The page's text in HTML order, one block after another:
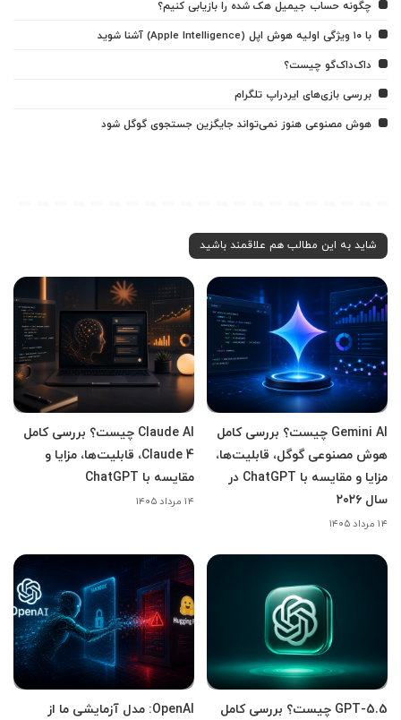
چگونه حساب جیمیل هک شده را بازیابی کنیم؟
با ۱۰ ویژگی اولیه هوش اپل (Apple Intelligence) آشنا شوید
داک‌داک‌گو چیست؟
بررسی بازی‌های ایردراپ تلگرام
هوش مصنوعی هنوز نمی‌تواند جایگزین جستجوی گوگل شود
شاید به این مطالب هم علاقمند باشید
Gemini AI چیست؟ بررسی کامل
هوش مصنوعی گوگل، قابلیت‌ها،
مزایا و مقایسه با ChatGPT در
سال ۲۰۲۶
۱۴ مرداد ۱۴۰۵
Claude AI چیست؟ بررسی کامل
Claude 4، قابلیت‌ها، مزایا و
مقایسه با ChatGPT
۱۴ مرداد ۱۴۰۵
GPT-5.5 چیست؟ بررسی کامل
OpenAI: مدل آزمایشی ما از